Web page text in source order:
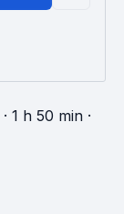
· 1 h 50 min ·